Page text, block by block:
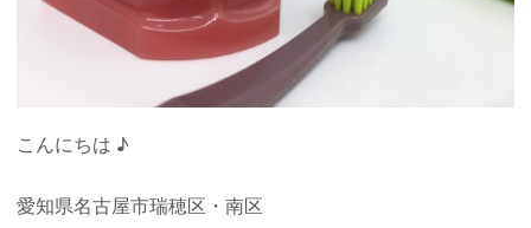
こんにちは ♪
愛知県名古屋市瑞穂区・南区